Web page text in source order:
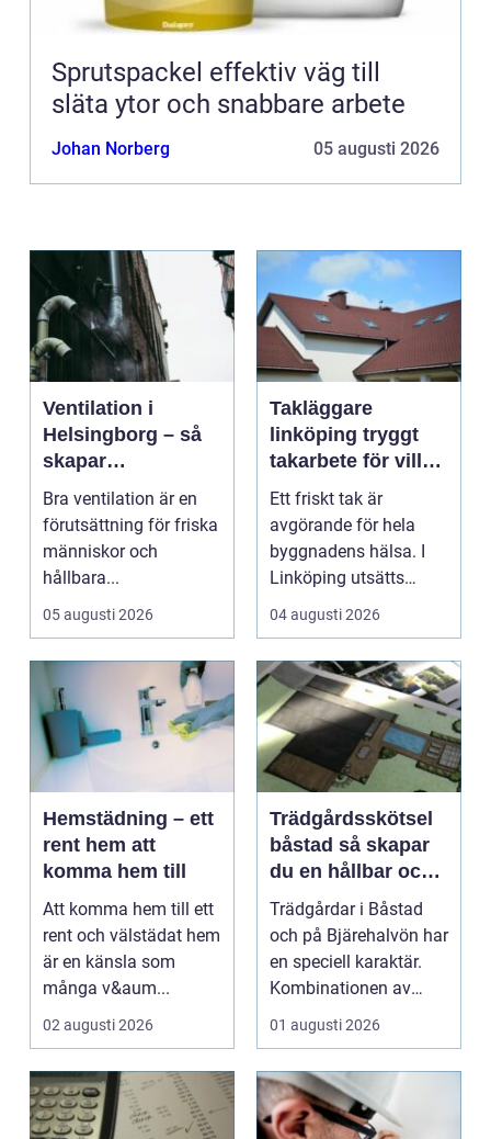
Sprutspackel effektiv väg till
släta ytor och snabbare arbete
Johan Norberg 05 augusti 2026
Ventilation i
Helsingborg – så
skapar
fastighetsägare
friskare och mer
energieffektiva
byggnader
Bra ventilation är en
förutsättning för friska
människor och
hållbara...
05 augusti 2026
Takläggare
linköping tryggt
takarbete för villa,
brf och företag
Ett friskt tak är
avgörande för hela
byggnadens hälsa. I
Linköping utsätts
taken för stora
temperatu...
04 augusti 2026
Hemstädning – ett
rent hem att
komma hem till
Att komma hem till ett
rent och välstädat hem
är en känsla som
många v&aum...
02 augusti 2026
Trädgårdsskötsel
båstad så skapar
du en hållbar och
vacker trädgård på
bjäre
Trädgårdar i Båstad
och på Bjärehalvön har
en speciell karaktär.
Kombinationen av
närheten till have...
01 augusti 2026